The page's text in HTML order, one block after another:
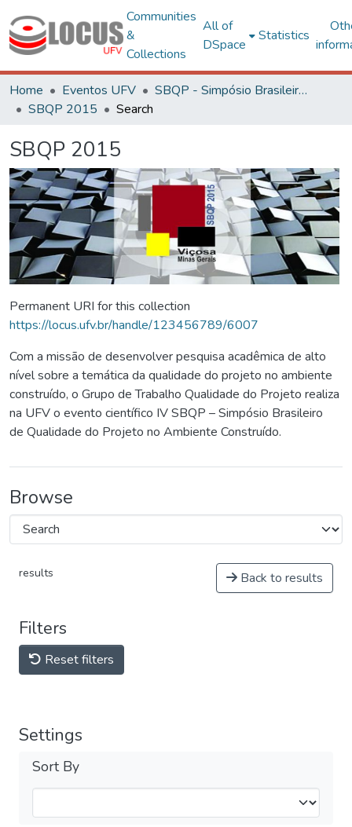
Communities
&
Collections
All of
DSpace
Statistics
Home Eventos UFV
SBQP - Simpósio Brasileiro de Qualidade do Projeto no Ambiente Construído
SBQP 2015
Search
SBQP 2015
Permanent URI for this collection
https://locus.ufv.br/handle/123456789/6007
Com a missão de desenvolver pesquisa acadêmica de alto
nível sobre a temática da qualidade do projeto no ambiente
construído, o Grupo de Trabalho Qualidade do Projeto realiza
na UFV o evento científico IV SBQP – Simpósio Brasileiro
de Qualidade do Projeto no Ambiente Construído.
Browse
results Back to results
Filters
Reset filters
Settings
Sort By